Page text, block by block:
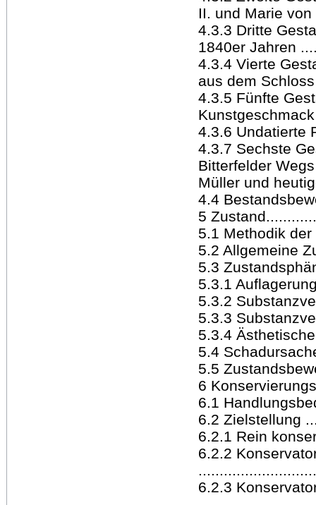
II. und Marie
4.3.3 Dritte
1840er Jahren
4.3.4 Vierte
aus dem
4.3.5 Fünfte
4.3.6 Undatierte
4.3.7 Sechste
Bitterfelder
Müller und
4.4
5
5.1 Methodik
5.2 Allgemeine
5.3
5.3.1
5.3.2
5.3.3
5.3.4
5.4
5.5
6
6.1
6.2 Zielstellung
6.2.1 Rein
6.2.2
6.2.3